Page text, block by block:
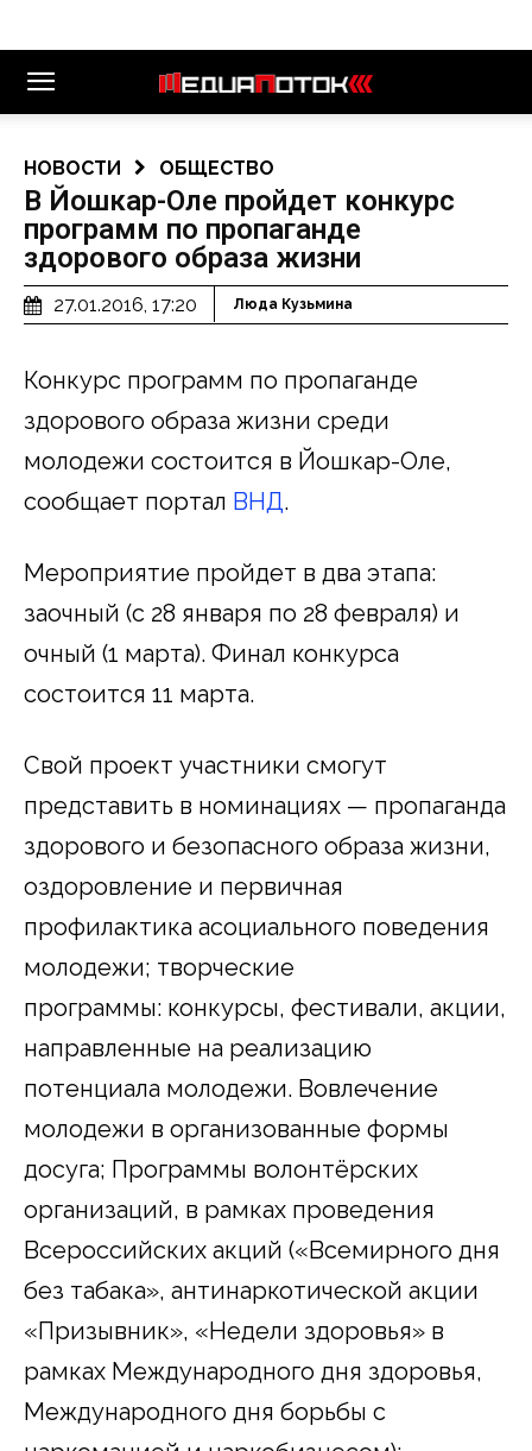
НОВОСТИ ОБЩЕСТВО
В Йошкар-Оле пройдет конкурс
программ по пропаганде
здорового образа жизни
27.01.2016, 17:20 Люда Кузьмина
Конкурс программ по пропаганде
здорового образа жизни среди
молодежи состоится в Йошкар-Оле,
сообщает портал ВНД.
Мероприятие пройдет в два этапа:
заочный (с 28 января по 28 февраля) и
очный (1 марта). Финал конкурса
состоится 11 марта.
Свой проект участники смогут
представить в номинациях — пропаганда
здорового и безопасного образа жизни,
оздоровление и первичная
профилактика асоциального поведения
молодежи; творческие
программы: конкурсы, фестивали, акции,
направленные на реализацию
потенциала молодежи. Вовлечение
молодежи в организованные формы
досуга; Программы волонтёрских
организаций, в рамках проведения
Всероссийских акций («Всемирного дня
без табака», антинаркотической акции
«Призывник», «Недели здоровья» в
рамках Международного дня здоровья,
Международного дня борьбы с